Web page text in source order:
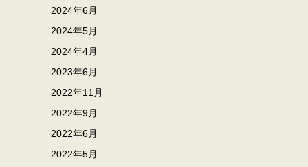
2024年6月
2024年5月
2024年4月
2023年6月
2022年11月
2022年9月
2022年6月
2022年5月